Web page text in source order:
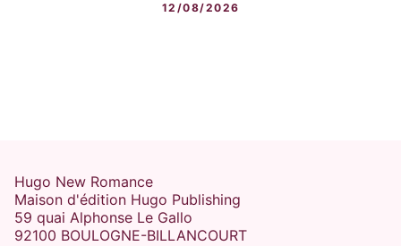
12/08/2026
Hugo New Romance
Maison d'édition Hugo Publishing
59 quai Alphonse Le Gallo
92100 BOULOGNE-BILLANCOURT